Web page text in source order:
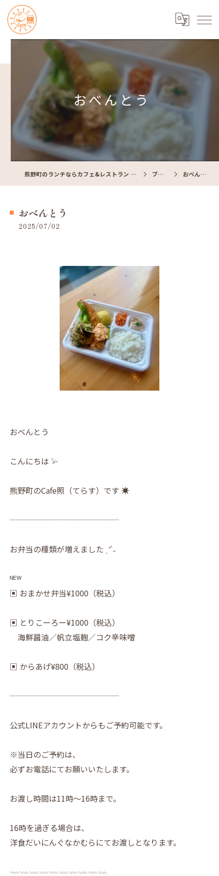
おべんとう
熊野町のランチならカフェ&レストラン Cafe照 ブログ おべんとう
おべんとう
2025/07/02
おべんとう
こんにちは 𓅫
熊野町のCafe照（てらす）です ☀︎
┈┈┈┈┈┈┈┈┈┈┈┈┈┈
お弁当の種類が増えました ˎˊ˗
ᴺᴱᵂ
▣ おまかせ弁当¥1000（税込）
▣ とりこーろー¥1000（税込）
海鮮醤油／帆立塩麹／コク辛味噌
▣ からあげ¥800（税込）
┈┈┈┈┈┈┈┈┈┈┈┈┈┈
公式LINEアカウントからもご予約可能です。
※当日のご予約は、
必ずお電話にてお願いいたします。
お渡し時間は11時～16時まで。
16時を過ぎる場合は、
洋食だいにんぐなかむらにてお渡しとなります。
𓇠𓇠𓇠𓇠𓇠𓇠𓇠𓇠𓇠𓇠